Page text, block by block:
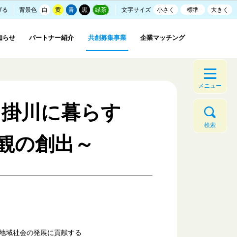
る 背景色 白 黄 青 黒 緑茶 文字サイズ 小さく 標準 大きく
らせ パートナー紹介 共創募集事業 企業マッチング
メニュー
検索
川に暮らす
の創出～
域社会の発展に貢献する